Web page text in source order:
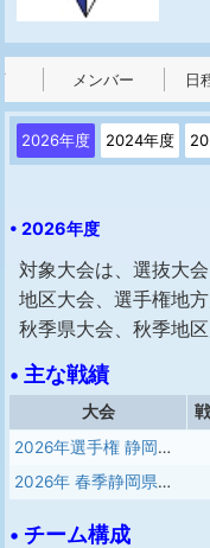
メンバー 日
2026年度 2024年度
• 2026年度
対象大会は、選抜大
地区大会、選手権地
秋季県大会、秋季地区
• 主な戦績
大会
2026年選手権 静岡大会
2026年 春季静岡県大会 予選
• チーム構成